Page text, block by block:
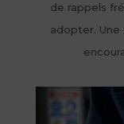
de rappels
adopter.